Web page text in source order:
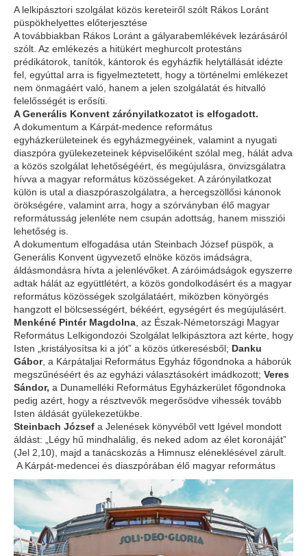
A lelkipásztori szolgálat közös kereteiről szólt Rákos Loránt
püspökhelyettes előterjesztése
A továbbiakban Rákos Loránt a gályarabemlékévek lezárásáról
szólt. Az emlékezés a hitükért meghurcolt protestáns
prédikátorok, tanítók, kántorok és egyházfik helytállását idézte
fel, egyúttal arra is figyelmeztetett, hogy a történelmi emlékezet
nem önmagáért való, hanem a jelen szolgálatát és hitvalló
felelősségét is erősíti.
A Generális Konvent zárónyilatkozatot is elfogadott.
A dokumentum a Kárpát-medence református
egyházkerületeinek és egyházmegyéinek, valamint a nyugati
diaszpóra gyülekezeteinek képviselőiként szólal meg, hálát adva
a közös szolgálat lehetőségéért, és megújulásra, önvizsgálatra
hívva a magyar református közösségeket. A zárónyilatkozat
külön is utal a diaszpóraszolgálatra, a hercegszöllősi kánonok
örökségére, valamint arra, hogy a szórványban élő magyar
reformátusság jelenléte nem csupán adottság, hanem missziói
lehetőség is.
A dokumentum elfogadása után Steinbach József püspök, a
Generális Konvent ügyvezető elnöke közös imádságra,
áldásmondásra hívta a jelenlévőket. A záróimádságok egyszerre
adtak hálát az együttlétért, a közös gondolkodásért és a magyar
református közösségek szolgálatáért, miközben könyörgés
hangzott el bölcsességért, békéért, egységért és megújulásért.
Menkéné Pintér Magdolna , az Észak-Németországi Magyar
Református Lelkigondozói Szolgálat lelkipásztora azt kérte, hogy
Isten „kristályosítsa ki a jót” a közös útkeresésből; Danku
Gábor, a Kárpátaljai Református Egyház főgondnoka a háborúk
megszűnéséért és az egyházi választásokért imádkozott; Veres
Sándor, a Dunamelléki Református Egyházkerület főgondnoka
pedig azért, hogy a résztvevők megerősödve vihessék tovább
Isten áldását gyülekezetükbe.
Steinbach József a Jelenések könyvéből vett Igével mondott
áldást: „Légy hű mindhalálig, és neked adom az élet koronáját”
(Jel 2,10), majd a tanácskozás a Himnusz eléneklésével zárult.
A Kárpát-medencei és diaszpórában élő magyar református